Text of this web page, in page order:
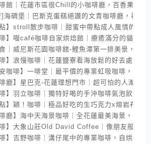
館｜花蓮市區很Chill的小咖啡廳，百香果冰美
]海碉堡｜巴斯克蛋糕絕讚的文青咖啡廳，看海
點】stroll散步咖啡｜甜蜜中帶點成人風情的可
啡】喵café咖啡自家烘焙館｜療癒滿分的貓咪咖
｜威尼斯花園咖啡舘-鯉魚潭第一排美景，平
啡】浪慢咖啡｜花蓮鹽寮看海放鬆的好去處，3
安咖啡】一啡堂｜最平價的專業虹吸咖啡，親切
啡廳】星巴克-花蓮理想門市｜超可怕的人潮跟
啡】羽立咖啡｜獨特好喝的手沖咖啡氣泡飲，
】穎！咖啡｜極品好吃的生巧克力x熔岩布朗尼
啡廳】海中天海景咖啡｜全花蓮最美海景，海岸
啡】大象山莊Old David Coffee｜像朋友般100
啡】吉野咖啡｜溝仔尾中的專業咖啡，自烘自售